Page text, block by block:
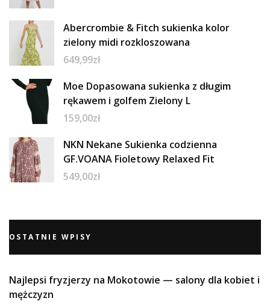
Abercrombie & Fitch sukienka kolor
zielony midi rozkloszowana
649,99zł
Moe Dopasowana sukienka z długim
rękawem i golfem Zielony L
159,00zł
NKN Nekane Sukienka codzienna
GF.VOANA Fioletowy Relaxed Fit
549,00zł
OSTATNIE WPISY
Najlepsi fryzjerzy na Mokotowie — salony dla kobiet i
mężczyzn